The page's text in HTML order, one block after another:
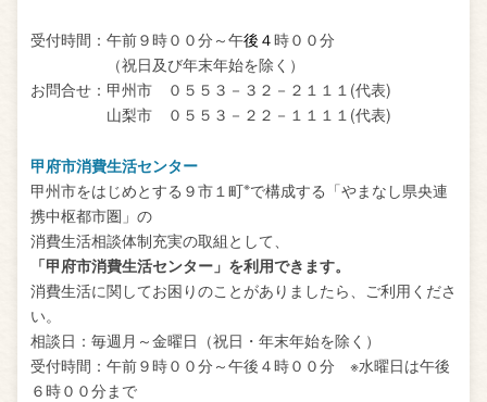
受付時間：午前９時００分～午後４時００分
（祝日及び年末年始を除く）
お問合せ：甲州市 ０５５３－３２－２１１１(代表)
山梨市 ０５５３－２２－１１１１(代表)
甲府市消費生活センター
甲州市をはじめとする９市１町※で構成する「やまなし県央連
携中枢都市圏」の
消費生活相談体制充実の取組として、
「甲府市消費生活センター」を利用できます。
消費生活に関してお困りのことがありましたら、ご利用くださ
い。
相談日：毎週月～金曜日（祝日・年末年始を除く）
受付時間：午前９時００分～午後４時００分 ※水曜日は午後
６時００分まで